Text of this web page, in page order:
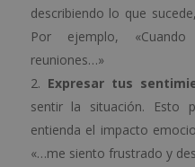
describiendo lo que
Por ejemplo,
reuniones…»
Expresar tus
sentir la situación. Esto
entienda el impacto
«…me siento frustrado y